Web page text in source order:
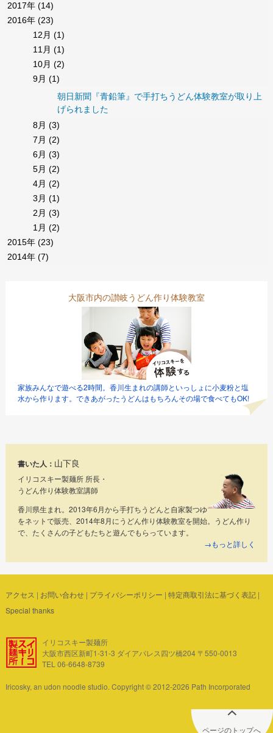
2017年 (14)
2016年 (23)
12月(1)
11月(1)
10月(2)
9月(1)
朝日新聞『青鉛筆』で手打ちうどん体験教室が取り上
げられました
8月(3)
7月(2)
6月(3)
5月(2)
4月(2)
3月(1)
2月(3)
1月(2)
2015年 (23)
2014年 (7)
大阪市内の讃岐うどん作り体験教室
家族みんなで遊べる2時間。香川生まれの講師といっしょに小麦粉と塩
水から作ります。できあがったうどんはもちろんその場で食べてもOK!
書いた人： 山下良
イリコスキー製麺所 所長・
うどん作り体験教室講師
香川県生まれ。2013年6月から手打ちうどんと自家製つゆ
をネットで販売、2014年8月にうどん作り体験教室を開始。うどん作り
で、たくさんの子どもたちと遊んでもらっています。
→もっと詳しく
アクセス | お問い合わせ| プライバシーポリシー | 特定商取引法に基づく表記|
Special thanks
イリコスキー製麺所
大阪市西区新町1-31-3 ダイアパレス四ツ橋204 〒550-0013
TEL 06-6648-8739
Iricosky, an udon noodle studio. Copyright © 2012-2026 Path Incorporated
ページのトップへ